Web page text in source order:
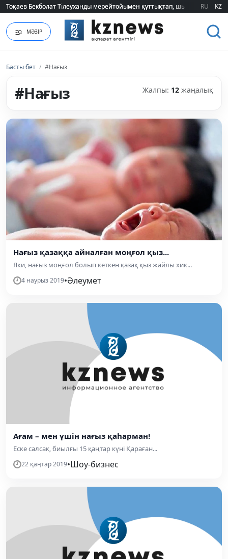
Тоқаев Бекболат Тілеуханды мерейтойымен құттықтап, шығармашылық
Тоқаев Бекболат Тілеуханды мерейтойымен құттықтап, шығармашылық
RU KZ
МӘЗІР
Басты бет / #Нағыз
#Нағыз Жалпы: 12 жаңалық
Нағыз қазаққа айналған моңғол қыз...
Яки, нағыз моңғол болып кеткен қазақ қыз жайлы хик...
4 наурыз 2019•Әлеумет
Ағам – мен үшін нағыз қаһарман!
Еске салсақ, биылғы 15 қаңтар күні Қараған...
22 қаңтар 2019•Шоу-бизнес